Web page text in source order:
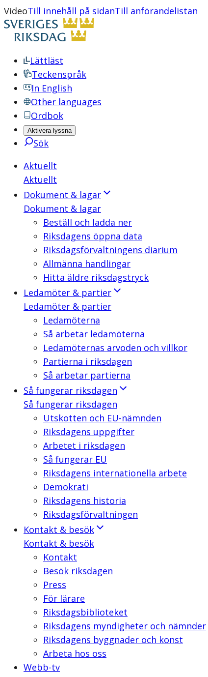
VideoTill innehåll på sidanTill anförandelistan
Lättläst
Teckenspråk
In English
Other languages
Ordbok
Aktivera lyssna
Sök
Aktuellt
Aktuellt
Dokument & lagar
Dokument & lagar
Beställ och ladda ner
Riksdagens öppna data
Riksdagsförvaltningens diarium
Allmänna handlingar
Hitta äldre riksdagstryck
Ledamöter & partier
Ledamöter & partier
Ledamöterna
Så arbetar ledamöterna
Ledamöternas arvoden och villkor
Partierna i riksdagen
Så arbetar partierna
Så fungerar riksdagen
Så fungerar riksdagen
Utskotten och EU-nämnden
Riksdagens uppgifter
Arbetet i riksdagen
Så fungerar EU
Riksdagens internationella arbete
Demokrati
Riksdagens historia
Riksdagsförvaltningen
Kontakt & besök
Kontakt & besök
Kontakt
Besök riksdagen
Press
För lärare
Riksdagsbiblioteket
Riksdagens myndigheter och nämnder
Riksdagens byggnader och konst
Arbeta hos oss
Webb-tv